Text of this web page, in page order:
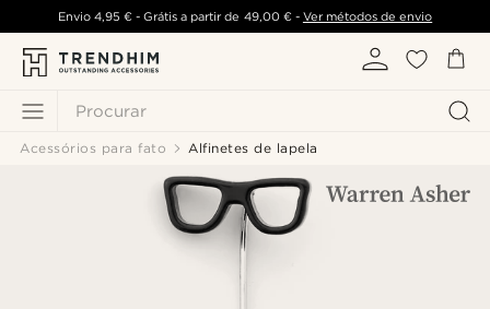
Procurar
Envio 4,95 €- Grátis a partir de 49,00 €- Ver métodos de envio
Acessórios para fato Alfinetes de lapela